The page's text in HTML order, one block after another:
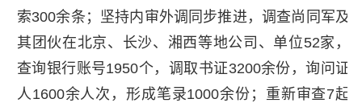
索300余条；坚持内审外调同步推进，调查尚同军及
其团伙在北京、长沙、湘西等地公司、单位52家，
查询银行账号1950个，调取书证3200余份，询问证
人1600余人次，形成笔录1000余份；重新审查7起